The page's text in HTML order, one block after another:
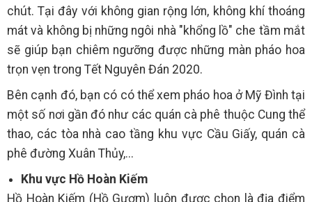
chút. Tại đây với không gian rộng lớn, không khí thoáng
mát và không bị những ngôi nhà "khổng lồ" che tầm mắt
sẽ giúp bạn chiêm ngưỡng được những màn pháo hoa
trọn vẹn trong Tết Nguyên Đán 2020.
Bên cạnh đó, bạn có có thể xem pháo hoa ở Mỹ Đình tại
một số nơi gần đó như các quán cà phê thuộc Cung thể
thao, các tòa nhà cao tầng khu vực Cầu Giấy, quán cà
phê đường Xuân Thủy,...
Khu vực Hồ Hoàn Kiếm
Hồ Hoàn Kiếm (Hồ Gươm) luôn được chọn là địa điểm